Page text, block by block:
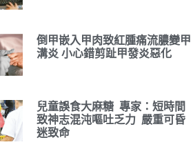
倒甲嵌入甲肉致紅腫痛流膿變甲
溝炎 小心錯剪趾甲發炎惡化
兒童誤食大麻糖 專家：短時間
致神志混沌嘔吐乏力 嚴重可昏
迷致命